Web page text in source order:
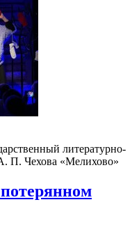
литературно-
П. Чехова «Мелихово»